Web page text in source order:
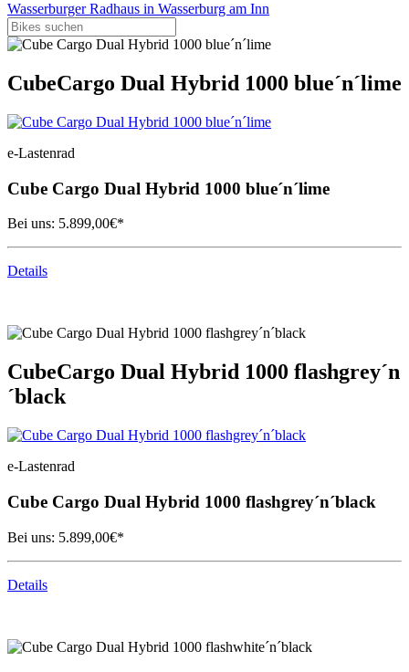
Wasserburger Radhaus in Wasserburg am Inn
CubeCargo Dual Hybrid 1000 blue´n´lime
e-Lastenrad
Cube Cargo Dual Hybrid 1000 blue´n´lime
Bei uns: 5.899,00€*
Details
CubeCargo Dual Hybrid 1000 flashgrey´n
´black
e-Lastenrad
Cube Cargo Dual Hybrid 1000 flashgrey´n´black
Bei uns: 5.899,00€*
Details